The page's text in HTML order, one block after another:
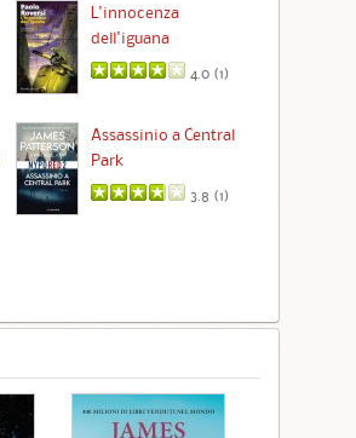
L'innocenza
dell'iguana
4.0 (1)
Assassinio a Central
Park
3.8 (1)